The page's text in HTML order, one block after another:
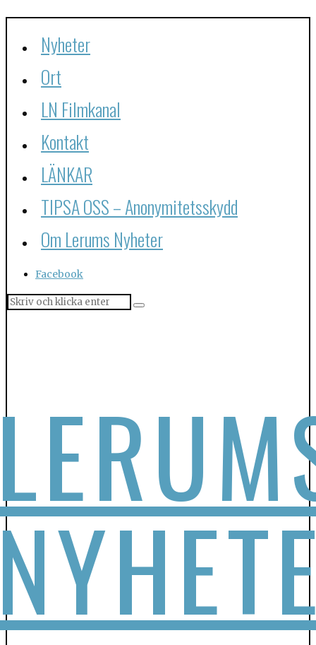
Nyheter
Ort
LN Filmkanal
Kontakt
LÄNKAR
TIPSA OSS – Anonymitetsskydd
Om Lerums Nyheter
Facebook